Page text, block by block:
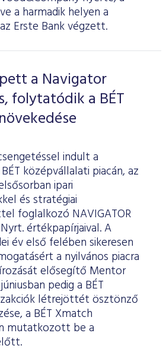
a harmadik helyen a
Erste Bank végzett.
a Navigator
folytatódik a BÉT
indult a
középvállalati piacán, az
ipari
és stratégiai
foglalkozó NAVIGATOR
értékpapírjaival. A
év első felében sikeresen
a nyilvános piacra
elősegítő Mentor
pedig a BÉT
létrejöttét ösztönző
a BÉT Xmatch
mutatkozott be a